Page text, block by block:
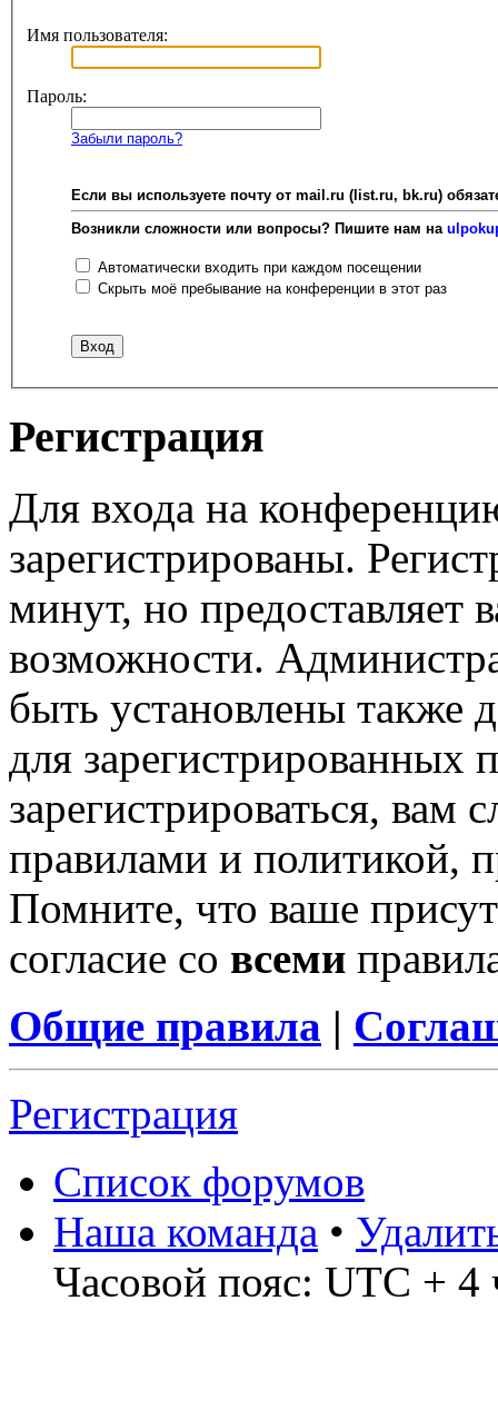
Имя пользователя:
Пароль:
Забыли пароль?
Если вы используете почту от mail.ru (list.ru, bk.ru)
Возникли сложности или вопросы? Пишите нам на
Автоматически входить при каждом посещении
Скрыть моё пребывание на конференции в этот раз
Регистрация
Для входа на
зарегистрированы.
минут, но предоставляет
возможности.
быть установлены также
для зарегистрированных
зарегистрироваться, вам
правилами и политикой,
Помните, что ваше
согласие со всеми
Общие правила |
Регистрация
Список форумов
Наша команда •
Часовой пояс: UTC + 4